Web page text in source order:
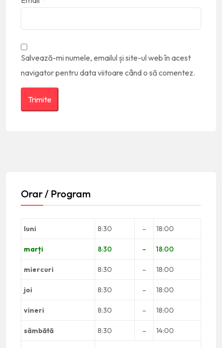
Salvează-mi numele, emailul și site-ul web în acest
navigator pentru data viitoare când o să comentez.
Orar / Program
luni 8:30 – 18:00
marți 8:30 – 18:00
miercuri 8:30 – 18:00
joi 8:30 – 18:00
vineri 8:30 – 18:00
sâmbătă 8:30 – 14:00